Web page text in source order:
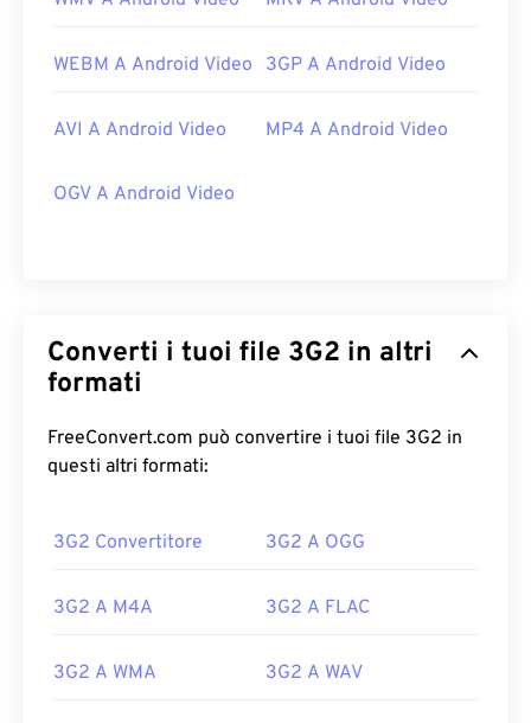
WEBM A Android Video 3GP A Android Video
AVI A Android Video MP4 A Android Video
OGV A Android Video
Converti i tuoi file 3G2 in altri
formati
FreeConvert.com può convertire i tuoi file 3G2 in
questi altri formati:
3G2 Convertitore 3G2 A OGG
3G2 A M4A 3G2 A FLAC
3G2 A WMA 3G2 A WAV